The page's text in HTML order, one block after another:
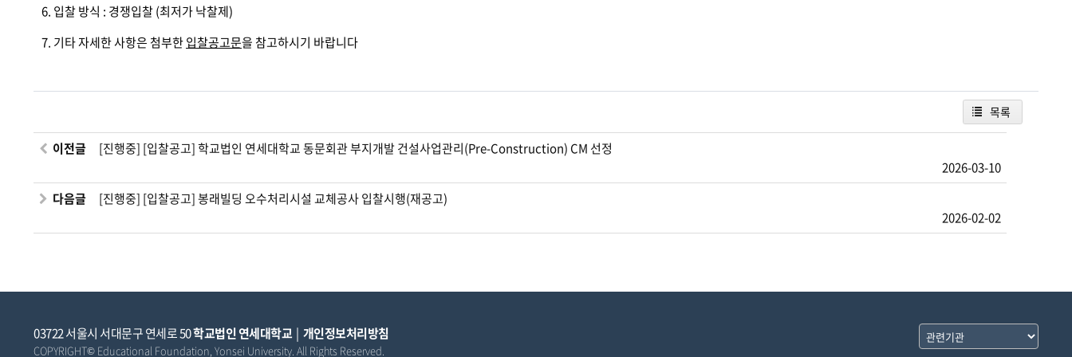
6. 입찰 방식 : 경쟁입찰 (최저가 낙찰제)
7. 기타 자세한 사항은 첨부한입찰공고문을 참고하시기 바랍니다
목록
이전글
[진행중] [입찰공고] 학교법인 연세대학교 동문회관 부지개발 건설사업관리(Pre-Construction) CM 선정
2026-03-10
다음글
[진행중] [입찰공고] 봉래빌딩 오수처리시설 교체공사 입찰시행(재공고)
2026-02-02
03722 서울시 서대문구 연세로 50학교법인 연세대학교| 개인정보처리방침
COPYRIGHT© Educational Foundation, Yonsei University. All Rights Reserved.